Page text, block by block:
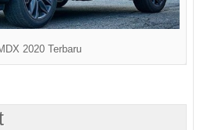
2020 Terbaru